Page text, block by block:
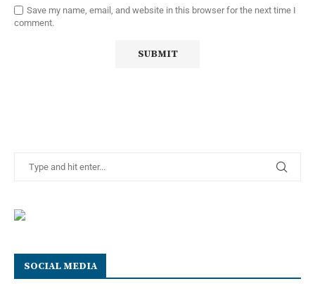
Save my name, email, and website in this browser for the next time I
comment.
SOCIAL MEDIA